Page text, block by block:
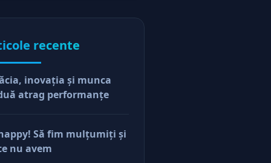
recente
inovaţia şi munca
atrag performanţe
Să fim mulţumiţi şi
nu avem